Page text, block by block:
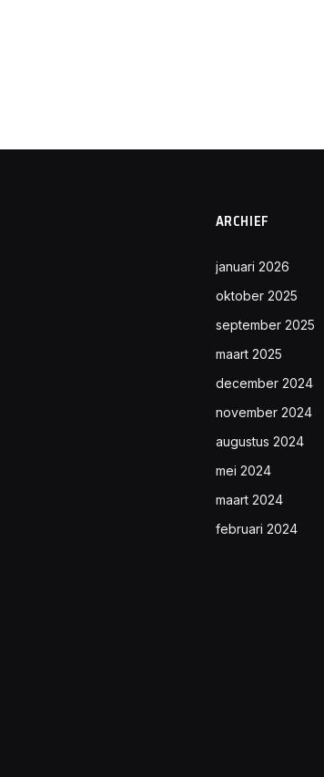
ARCHIEF
januari 2026
oktober 2025
september 2025
maart 2025
december 2024
november 2024
augustus 2024
mei 2024
maart 2024
februari 2024